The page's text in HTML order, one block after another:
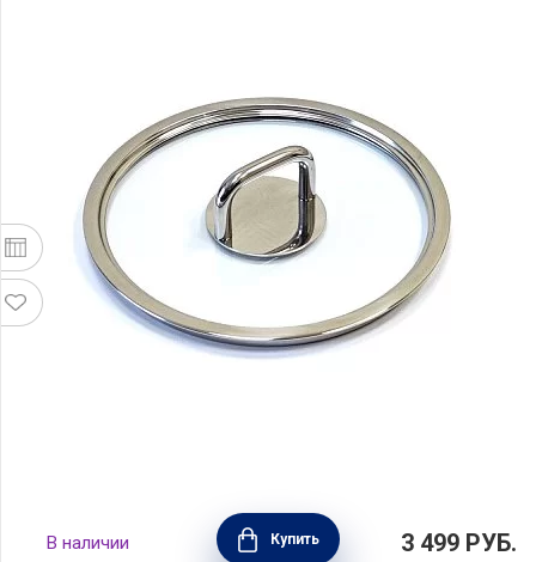
Крышка стеклянная COMFORT GLASS 18 см,
Silampos, Португалия, 634000WR8118100
В наличии Купить 3 499 РУБ.